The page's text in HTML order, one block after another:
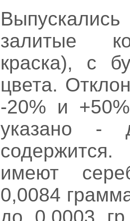
залитые
краска), с
цвета.
-20% и
указано -
имеют
0,0084
до 0,0003